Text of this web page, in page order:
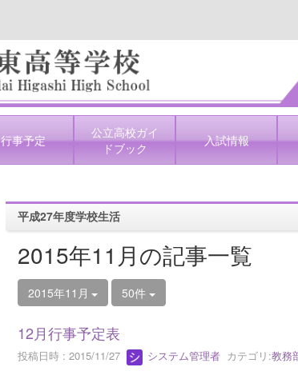
行事予定
公立高校ガイ
ドブック
入試情報
平成27年度学校生活
2015年11月の記事一覧
2015年11月 50件
12月行事予定表
投稿日時 : 2015/11/27 システム管理者カテゴリ:教務